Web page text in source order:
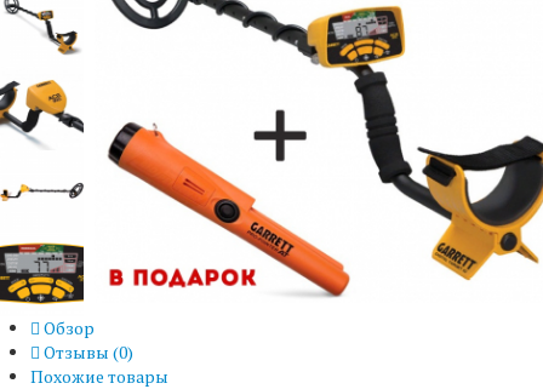
Обзор
Отзывы (0)
Похожие товары